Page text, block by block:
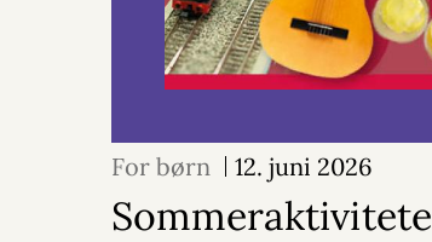
For børn 12. juni 2026